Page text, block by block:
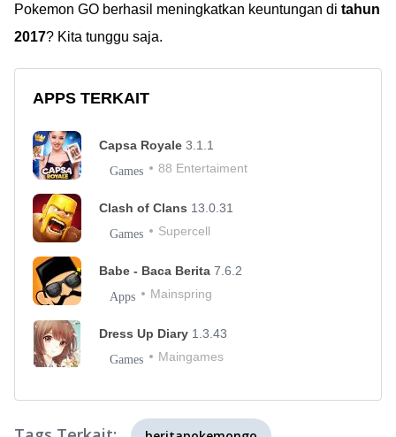
Pokemon GO berhasil meningkatkan keuntungan di tahun
2017? Kita tunggu saja.
APPS TERKAIT
Capsa Royale 3.1.1
Games 88 Entertaiment
Clash of Clans 13.0.31
Games Supercell
Babe - Baca Berita 7.6.2
Apps Mainspring
Dress Up Diary 1.3.43
Games Maingames